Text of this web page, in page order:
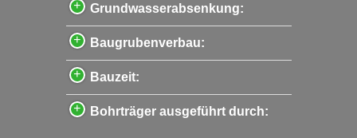
Grundwasserabsenkung:
Baugrubenverbau:
Bauzeit:
Bohrträger ausgeführt durch: